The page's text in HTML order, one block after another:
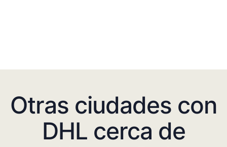
Otras ciudades con
DHL cerca de